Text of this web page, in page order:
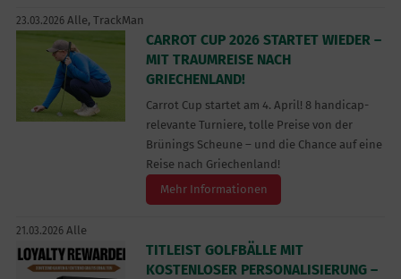
23.03.2026 Alle, TrackMan
CARROT CUP 2026 STARTET WIEDER –
MIT TRAUMREISE NACH
GRIECHENLAND!
Carrot Cup startet am 4. April! 8 handicap-
relevante Turniere, tolle Preise von der
Brünings Scheune – und die Chance auf eine
Reise nach Griechenland!
Mehr Informationen
21.03.2026 Alle
TITLEIST GOLFBÄLLE MIT
KOSTENLOSER PERSONALISIERUNG –